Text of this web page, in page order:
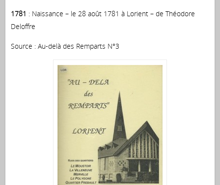
1781 : Naissance – le 28 août 1781 à Lorient – de Théodore
Deloffre
Source : Au-delà des Remparts N°3